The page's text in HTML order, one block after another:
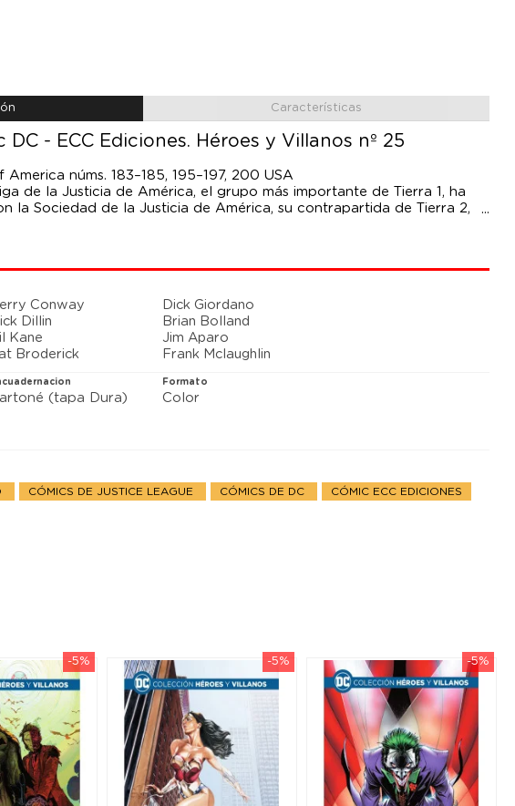
Características
- ECC Ediciones. Héroes y Villanos nº 25
núms. 183–185, 195–197, 200 USA
de la Justicia de América, el grupo más importante de Tierra 1, ha
la Sociedad de la Justicia de América, su contrapartida de Tierra 2,
veteranos de la Segunda Guerra Mundial. Han hecho frente a
Sindicato del Crimen, pero nada los ha preparado para el enemigo al
Dick Dillin y Gerry Conway nos traen esta aventura mítica
más de la historia de DC Comics: el ataque del Ultra-Humanita y el
provocaron la fundación de la versión original de la Liga.
Conway
Dick Giordano
Dillin
Brian Bolland
Kane
Jim Aparo
Broderick Frank Mclaughlin
(tapa Dura)
Formato
Color
CÓMICS DE JUSTICE LEAGUE CÓMICS DE DC CÓMIC ECC EDICIONES
-5% -5% -5%